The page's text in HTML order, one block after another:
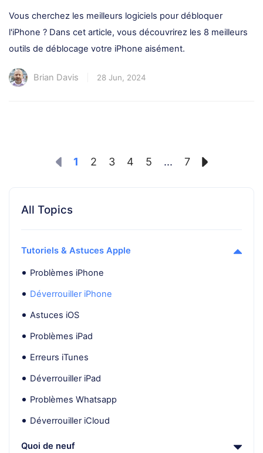
All Topics
Tutoriels & Astuces Apple
Problèmes iPhone
Déverrouiller iPhone
Astuces iOS
Problèmes iPad
Erreurs iTunes
Déverrouiller iPad
Problèmes Whatsapp
Déverrouiller iCloud
Quoi de neuf
Vous cherchez les meilleurs logiciels pour débloquer
l'iPhone ? Dans cet article, vous découvrirez les 8 meilleurs
outils de déblocage votre iPhone aisément.
Brian Davis 28 Jun, 2024
1 2 3 4 5 ... 7